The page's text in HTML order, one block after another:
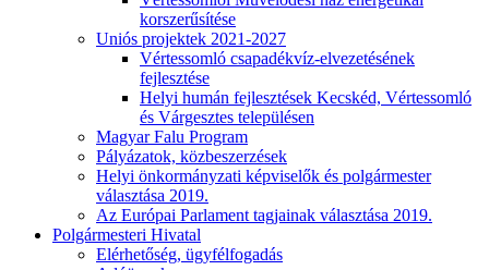
korszerűsítése
Uniós projektek 2021-2027
Vértessomló csapadékvíz-elvezetésének
fejlesztése
Helyi humán fejlesztések Kecskéd, Vértessomló
és Várgesztes településen
Magyar Falu Program
Pályázatok, közbeszerzések
Helyi önkormányzati képviselők és polgármester
választása 2019.
Az Európai Parlament tagjainak választása 2019.
Polgármesteri Hivatal
Elérhetőség, ügyfélfogadás